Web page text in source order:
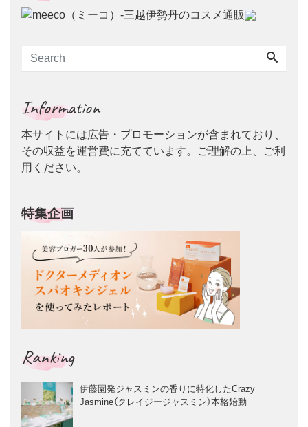
Information
本サイトには広告・プロモーションが含まれており、
その収益を運営費に充てています。ご理解の上、ご利
用ください。
特集企画
Ranking
伊藤園発ジャスミンの香りに特化したCrazy
Jasmine（クレイジージャスミン）本格始動